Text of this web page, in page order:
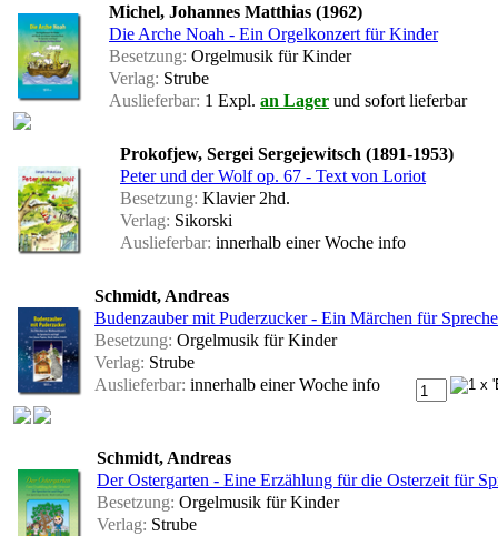
Michel, Johannes Matthias (1962)
Die Arche Noah - Ein Orgelkonzert für Kinder
Besetzung: Orgelmusik für Kinder
Verlag: Strube
Auslieferbar: 1 Expl. an Lager und sofort lieferbar
Prokofjew, Sergei Sergejewitsch (1891-1953)
Peter und der Wolf op. 67 - Text von Loriot
Besetzung: Klavier 2hd.
Verlag: Sikorski
Auslieferbar: innerhalb einer Woche info
Schmidt, Andreas
Budenzauber mit Puderzucker - Ein Märchen für
Besetzung: Orgelmusik für Kinder
Verlag: Strube
Auslieferbar: innerhalb einer Woche info
Schmidt, Andreas
Der Ostergarten - Eine Erzählung für die Osterzeit für
Besetzung: Orgelmusik für Kinder
Verlag: Strube